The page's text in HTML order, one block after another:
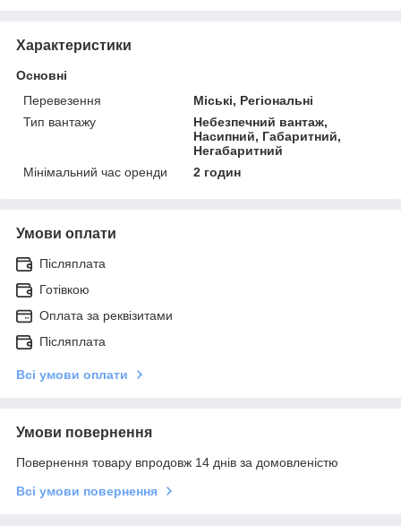
Характеристики
Основні
Перевезення
Міські, Регіональні
Тип вантажу
Небезпечний вантаж,
Насипний, Габаритний,
Негабаритний
Мінімальний час оренди
2 годин
Умови оплати
Післяплата
Готівкою
Оплата за реквізитами
Післяплата
Всі умови оплати
Умови повернення
Повернення товару впродовж 14 днів за домовленістю
Всі умови повернення